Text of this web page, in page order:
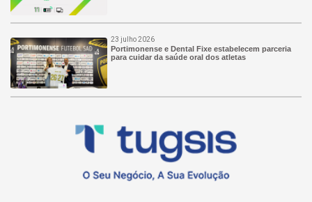
23 julho 2026
Portimonense e Dental Fixe estabelecem parceria
para cuidar da saúde oral dos atletas